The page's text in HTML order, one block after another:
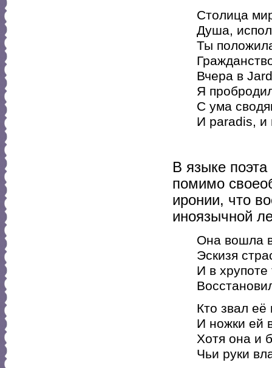
Столица
Душа,
Ты
Вчера в
Я
С ума
И paradis, и
В языке
помимо
иронии, что
иноязычной
Она вошла
Эскизя
И в
Кто звал
И ножки ей
Хотя она и
Чьи руки